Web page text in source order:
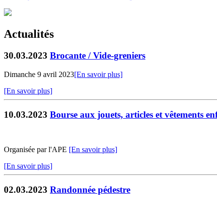
Actualités
30.03.2023 Brocante / Vide-greniers
Dimanche 9 avril 2023[En savoir plus]
[En savoir plus]
10.03.2023 Bourse aux jouets, articles et vêtements
Organisée par l'APE [En savoir plus]
[En savoir plus]
02.03.2023 Randonnée pédestre